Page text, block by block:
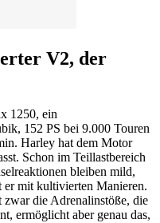
V2, der
1250, ein
152 PS bei 9.000 Touren
Harley hat dem Motor
Schon im Teillastbereich
bleiben mild,
er mit kultivierten Manieren.
zwar die Adrenalinstöße, die
ermöglicht aber genau das,